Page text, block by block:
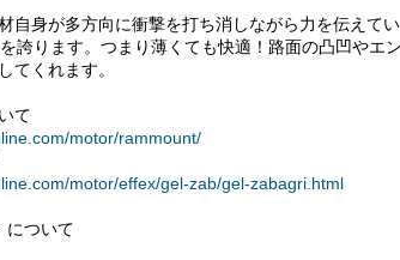
自身が多方向に衝撃を打ち消しながら力を伝えて
誇ります。つまり薄くても快適！路面の凸凹やエ
てくれます。
て
motor/rammount/
motor/effex/gel-zab/gel-zabagri.html
ついて